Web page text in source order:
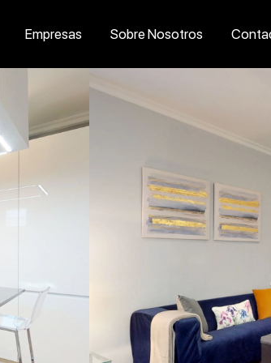
Empresas Sobre Nosotros